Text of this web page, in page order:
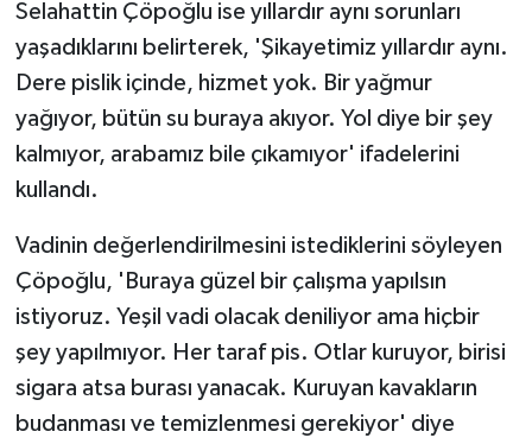
Selahattin Çöpoğlu ise yıllardır aynı sorunları
yaşadıklarını belirterek, 'Şikayetimiz yıllardır aynı.
Dere pislik içinde, hizmet yok. Bir yağmur
yağıyor, bütün su buraya akıyor. Yol diye bir şey
kalmıyor, arabamız bile çıkamıyor' ifadelerini
kullandı.
Vadinin değerlendirilmesini istediklerini söyleyen
Çöpoğlu, 'Buraya güzel bir çalışma yapılsın
istiyoruz. Yeşil vadi olacak deniliyor ama hiçbir
şey yapılmıyor. Her taraf pis. Otlar kuruyor, birisi
sigara atsa burası yanacak. Kuruyan kavakların
budanması ve temizlenmesi gerekiyor' diye